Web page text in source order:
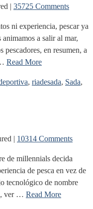
| 35725 Comments
ni experiencia, pescar ya
a salir al mar,
pescadores, en resumen, a
Read More
, riadesada, Sada,
| 10314 Comments
de millennials decida
de pesca en vez de
tecnológico de nombre
ver … Read More